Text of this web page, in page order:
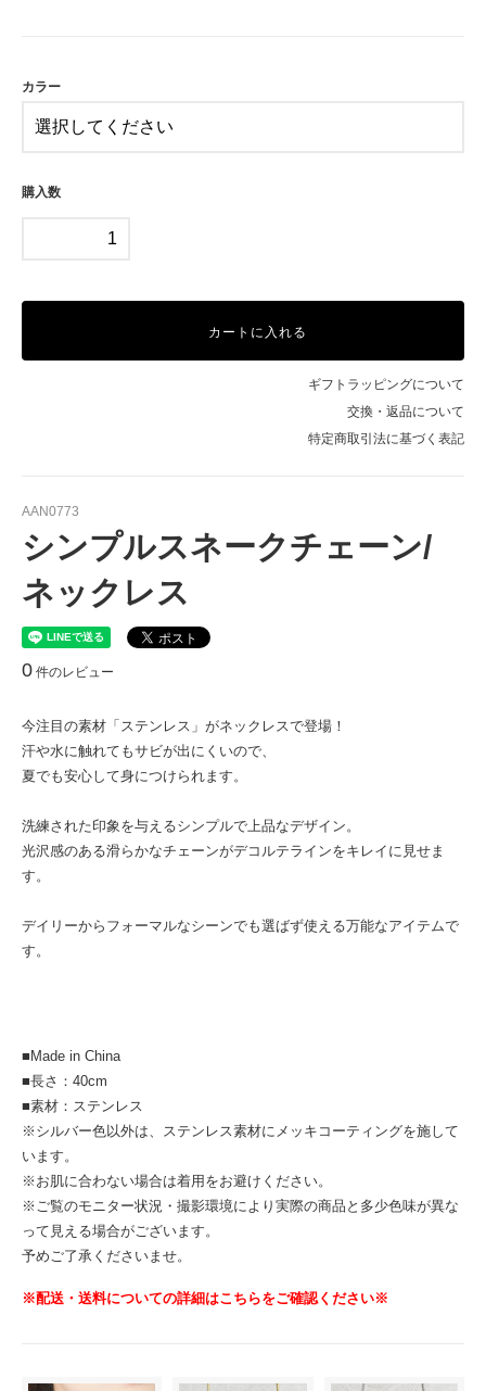
カラー
購入数
カートに入れる
ギフトラッピングについて
交換・返品について
特定商取引法に基づく表記
AAN0773
シンプルスネークチェーン/
ネックレス
0 件のレビュー
今注目の素材「ステンレス」がネックレスで登場！
汗や水に触れてもサビが出にくいので、
夏でも安心して身につけられます。
洗練された印象を与えるシンプルで上品なデザイン。
光沢感のある滑らかなチェーンがデコルテラインをキレイに見せま
す。
デイリーからフォーマルなシーンでも選ばず使える万能なアイテムで
す。
■Made in China
■長さ：40cm
■素材：ステンレス
※シルバー色以外は、ステンレス素材にメッキコーティングを施して
います。
※お肌に合わない場合は着用をお避けください。
※ご覧のモニター状況・撮影環境により実際の商品と多少色味が異な
って見える場合がございます。
予めご了承くださいませ。
※配送・送料についての詳細はこちらをご確認ください※